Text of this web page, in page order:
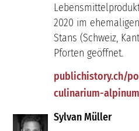
2020 im
Stans (Schweiz,
Pforten geöffnet.
publichistory.ch/
culinarium-
Sylvan Müller